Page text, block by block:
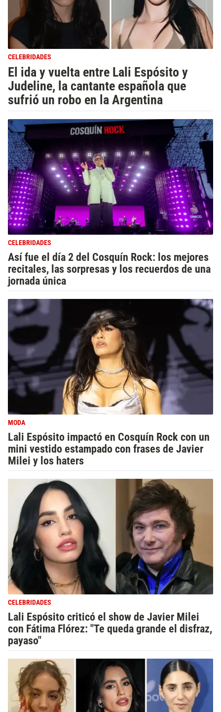
CELEBRIDADES
El ida y vuelta entre Lali Espósito y
Judeline, la cantante española que
sufrió un robo en la Argentina
CELEBRIDADES
Así fue el día 2 del Cosquín Rock: los mejores
recitales, las sorpresas y los recuerdos de una
jornada única
MODA
Lali Espósito impactó en Cosquín Rock con un
mini vestido estampado con frases de Javier
Milei y los haters
CELEBRIDADES
Lali Espósito criticó el show de Javier Milei
con Fátima Flórez: "Te queda grande el disfraz,
payaso"